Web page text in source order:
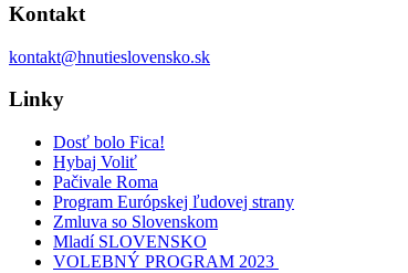
Kontakt
kontakt@hnutieslovensko.sk
Linky
Dosť bolo Fica!
Hybaj Voliť
Pačivale Roma
Program Európskej ľudovej strany
Zmluva so Slovenskom
Mladí SLOVENSKO
VOLEBNÝ PROGRAM 2023